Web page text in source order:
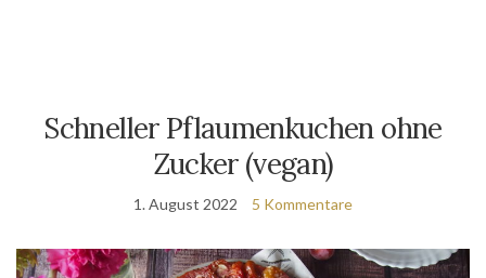
Schneller Pflaumenkuchen ohne
Zucker (vegan)
1. August 2022 5 Kommentare